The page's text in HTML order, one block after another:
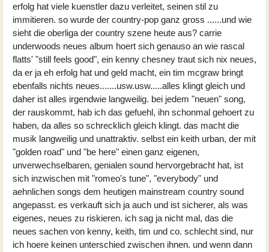
erfolg hat viele kuenstler dazu verleitet, seinen stil zu
immitieren. so wurde der country-pop ganz gross ......und wie
sieht die oberliga der country szene heute aus? carrie
underwoods neues album hoert sich genauso an wie rascal
flatts' "still feels good", ein kenny chesney traut sich nix neues,
da er ja eh erfolg hat und geld macht, ein tim mcgraw bringt
ebenfalls nichts neues.......usw.usw.....alles klingt gleich und
daher ist alles irgendwie langweilig. bei jedem "neuen" song,
der rauskommt, hab ich das gefuehl, ihn schonmal gehoert zu
haben, da alles so schrecklich gleich klingt. das macht die
musik langweilig und unattraktiv. selbst ein keith urban, der mit
"golden road" und "be here" einen ganz eigenen,
unverwechselbaren, genialen sound hervorgebracht hat, ist
sich inzwischen mit "romeo's tune", "everybody" und
aehnlichen songs dem heutigen mainstream country sound
angepasst. es verkauft sich ja auch und ist sicherer, als was
eigenes, neues zu riskieren. ich sag ja nicht mal, das die
neues sachen von kenny, keith, tim und co. schlecht sind, nur
ich hoere keinen unterschied zwischen ihnen. und wenn dann